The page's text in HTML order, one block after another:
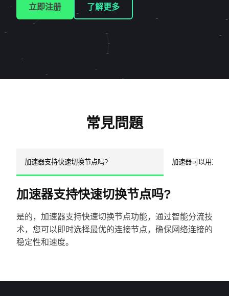
立即注册 了解更多
常見問題
加速器支持快速切换节点吗? 加速器可以用来看
加速器支持快速切换节点吗?
是的，加速器支持快速切换节点功能，通过智能分流技
术，您可以即时选择最优的连接节点，确保网络连接的
稳定性和速度。